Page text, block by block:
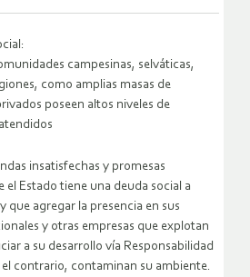
campesinas, selváticas,
como amplias masas de
poseen altos niveles de
insatisfechas y promesas
Estado tiene una deuda social a
que agregar la presencia en sus
y otras empresas que explotan
a su desarrollo vía Responsabilidad
contrario, contaminan su ambiente.